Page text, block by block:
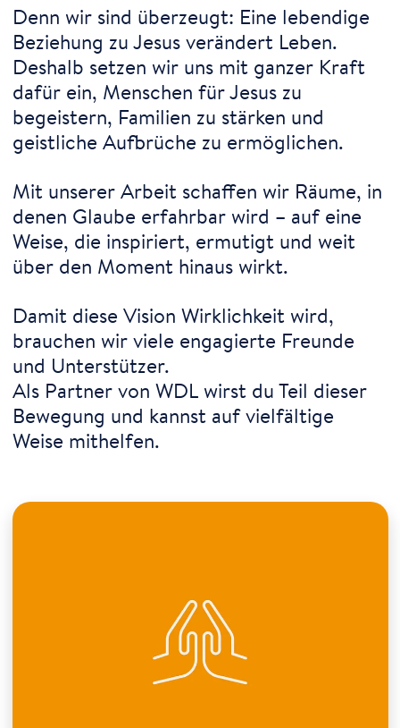
Denn wir sind überzeugt: Eine lebendige
Beziehung zu Jesus verändert Leben.
Deshalb setzen wir uns mit ganzer Kraft
dafür ein, Menschen für Jesus zu
begeistern, Familien zu stärken und
geistliche Aufbrüche zu ermöglichen.
Mit unserer Arbeit schaffen wir Räume, in
denen Glaube erfahrbar wird – auf eine
Weise, die inspiriert, ermutigt und weit
über den Moment hinaus wirkt.
Damit diese Vision Wirklichkeit wird,
brauchen wir viele engagierte Freunde
und Unterstützer.
Als Partner von WDL wirst du Teil dieser
Bewegung und kannst auf vielfältige
Weise mithelfen.